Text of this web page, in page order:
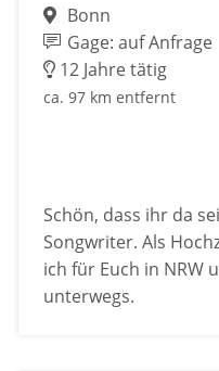
Bonn
Gage: auf Anfrage
12 Jahre tätig
ca. 97 km entfernt
Schön, dass ihr da
Songwriter. Als
ich für Euch in NRW
unterwegs.